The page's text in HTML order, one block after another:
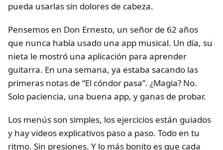
pueda usarlas sin dolores de cabeza.
Pensemos en Don Ernesto, un señor de 62 años
que nunca había usado una app musical. Un día, su
nieta le mostró una aplicación para aprender
guitarra. En una semana, ya estaba sacando las
primeras notas de “El cóndor pasa”. ¿Magia? No.
Solo paciencia, una buena app, y ganas de probar.
Los menús son simples, los ejercicios están guiados
y hay videos explicativos paso a paso. Todo en tu
ritmo. Sin presiones. Y lo más bonito es que cada